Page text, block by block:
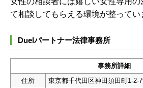
て相談してもらえる環境が整ってい
Duelパートナー法律事務所
事務所詳細
住所
東京都千代田区神田須田町1-2-